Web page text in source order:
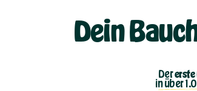
Dein
Der
in über